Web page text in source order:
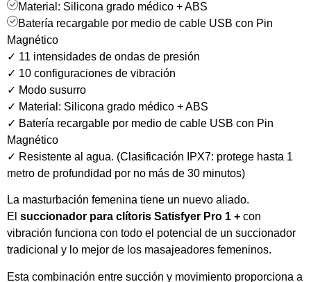
Material: Silicona grado médico + ABS
Batería recargable por medio de cable USB con Pin
Magnético
✓ 11 intensidades de ondas de presión
✓ 10 configuraciones de vibración
✓ Modo susurro
✓ Material: Silicona grado médico + ABS
✓ Batería recargable por medio de cable USB con Pin
Magnético
✓ Resistente al agua. (Clasificación IPX7: protege hasta 1
metro de profundidad por no más de 30 minutos)
La masturbación femenina tiene un nuevo aliado.
El succionador para clítoris Satisfyer Pro 1 + con
vibración funciona con todo el potencial de un succionador
tradicional y lo mejor de los masajeadores femeninos.
Esta combinación entre succión y movimiento proporciona a